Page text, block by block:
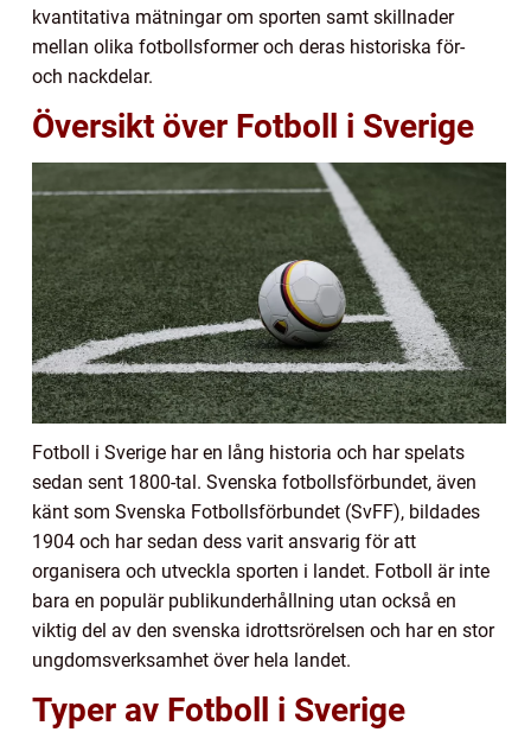
kvantitativa mätningar om sporten samt skillnader
mellan olika fotbollsformer och deras historiska för-
och nackdelar.
Översikt över Fotboll i Sverige
Fotboll i Sverige har en lång historia och har spelats
sedan sent 1800-tal. Svenska fotbollsförbundet, även
känt som Svenska Fotbollsförbundet (SvFF), bildades
1904 och har sedan dess varit ansvarig för att
organisera och utveckla sporten i landet. Fotboll är inte
bara en populär publikunderhållning utan också en
viktig del av den svenska idrottsrörelsen och har en stor
ungdomsverksamhet över hela landet.
Typer av Fotboll i Sverige